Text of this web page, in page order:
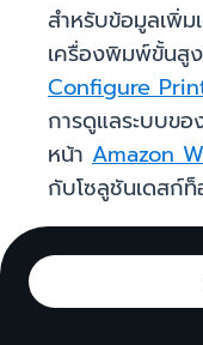
สำหรับข้อมูลเพิ่ม
เครื่องพิมพ์ขั้นสู
Configure
การดูแลระบบข
หน้า Amazon
กับโซลูชันเดสก์